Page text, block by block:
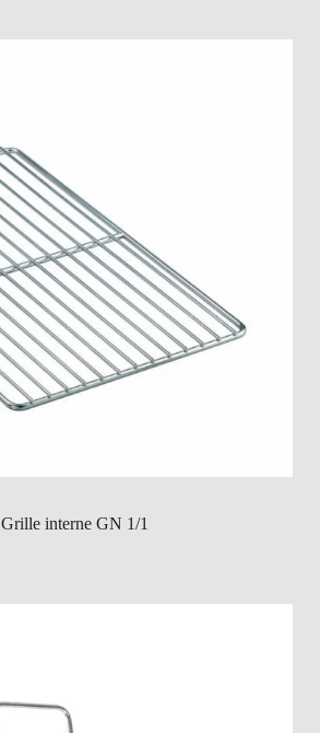
Grille interne GN 1/1